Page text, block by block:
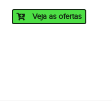
Veja as ofertas